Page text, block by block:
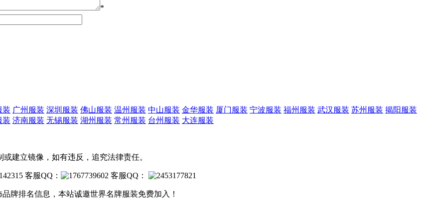
*
装 广州服装 深圳服装 佛山服装 温州服装 中山服装 金华服装 厦门服装 宁波服装 福州服装 武汉服装 苏州服装 揭阳服装
装 济南服装 无锡服装 湖州服装 常州服装 台州服装 大连服装
建立镜像，如有违反，追究法律责任。
客服QQ： 客服QQ：
牌排名信息，本站诚邀世界名牌服装免费加入！